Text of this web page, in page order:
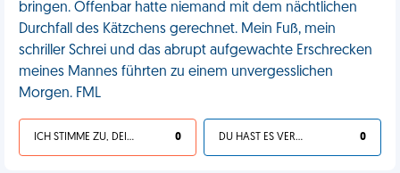
bringen. Offenbar hatte niemand mit dem nächtlichen
Durchfall des Kätzchens gerechnet. Mein Fuß, mein
schriller Schrei und das abrupt aufgewachte Erschrecken
meines Mannes führten zu einem unvergesslichen
Morgen. FML
ICH STIMME ZU, DEIN LEBEN IST SCHEISSE 0 DU HAST ES VERDIENT 0